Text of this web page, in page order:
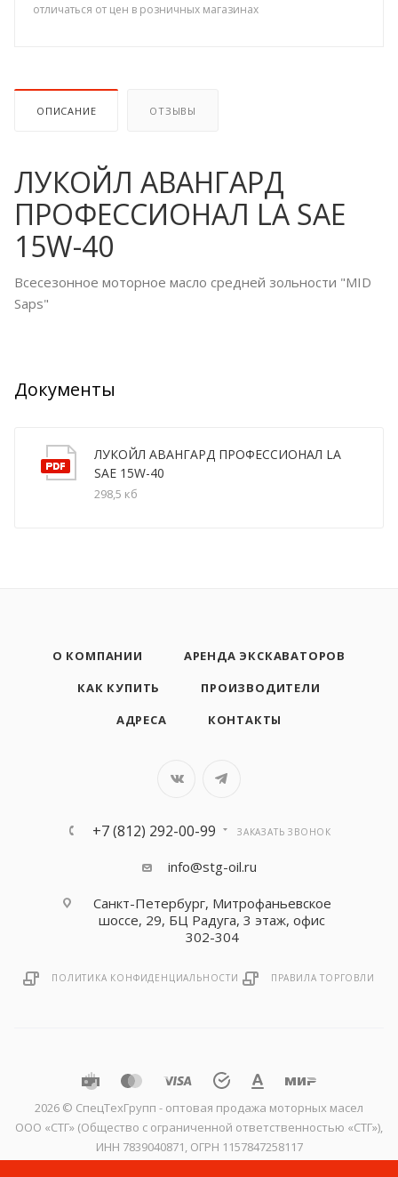
отличаться от цен в розничных магазинах
ОПИСАНИЕ ОТЗЫВЫ
ЛУКОЙЛ АВАНГАРД
ПРОФЕССИОНАЛ LA SAE
15W-40
Всесезонное моторное масло средней зольности "MID
Saps"
Документы
ЛУКОЙЛ АВАНГАРД ПРОФЕССИОНАЛ LA
SAE 15W-40
298,5 кб
О КОМПАНИИ
АРЕНДА ЭКСКАВАТОРОВ
КАК КУПИТЬ
ПРОИЗВОДИТЕЛИ
АДРЕСА
КОНТАКТЫ
+7 (812) 292-00-99 ЗАКАЗАТЬ ЗВОНОК
info@stg-oil.ru
Санкт-Петербург, Митрофаньевское
шоссе, 29, БЦ Радуга, 3 этаж, офис
302-304
ПОЛИТИКА КОНФИДЕНЦИАЛЬНОСТИ ПРАВИЛА ТОРГОВЛИ
2026 © CпецТехГрупп - оптовая продажа моторных масел
ООО «СТГ» (Общество с ограниченной ответственностью «СТГ»),
ИНН 7839040871, ОГРН 1157847258117